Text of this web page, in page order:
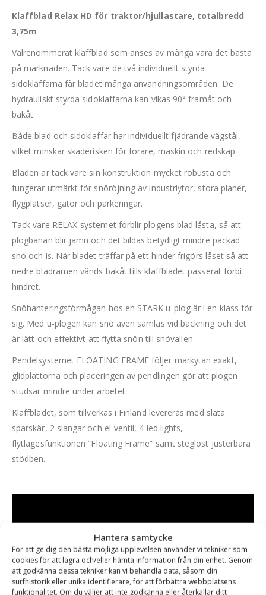
Hantera samtycke
För att ge dig den bästa möjliga upplevelsen använder vi tekniker som
cookies för att lagra och/eller hämta information från din enhet. Genom
att godkänna dessa tekniker kan vi behandla data, såsom din
surfhistorik eller unika identifierare, för att förbättra webbplatsens
funktionalitet. Om du väljer att inte godkänna eller återkallar ditt
Klaffblad Relax HD för traktor/hjullastare, totalbredd
3,75m
Välrenommerat klaffblad som anses av många vara det bästa
på marknaden. Tack vare de två individuellt styrda
sidoklaffarna får bladet många användningsområden. De
hydrauliskt styrda sidoklaffarna kan vikas 90° framåt och
bakåt.
Både blad och sidoklaffar har individuellt fjädrande vägstål,
vilket minskar skaderisken för förare, maskin och redskap.
Bladen är tack vare sin konstruktion mycket robusta och
fungerar utmärkt för snöröjning av industriytor, stora planer,
flygplatser, gator och parkeringar.
Tack vare RELAX-systemet förblir plogens blad låsta, så att
plogbanan blir jämn och det bildas betydligt mindre packad
snö och is. När bladet träffar på ett hinder frigörs låset så att
nedre bladramen vänds bakåt tills klaffbladet passerat förbi
hindret.
Snöhanteringsförmågan hos en STARK u-plog är i en klass för
sig. Med u-plogen kan snö även samlas vid backning och det
är lätt och effektivt att flytta snön till snövallen.
Pendelsystemet FLOATING FRAME följer markytan exakt,
glidplattorna och placeringen av pendlingen gör att plogen
studsar mindre under arbetet.
Klaffbladet, som tillverkas i Finland levereras med släta
sparskär, 2 slangar och el-ventil, 4 led lights,
flytlägesfunktionen ”Floating Frame” samt steglöst justerbara
stödben.